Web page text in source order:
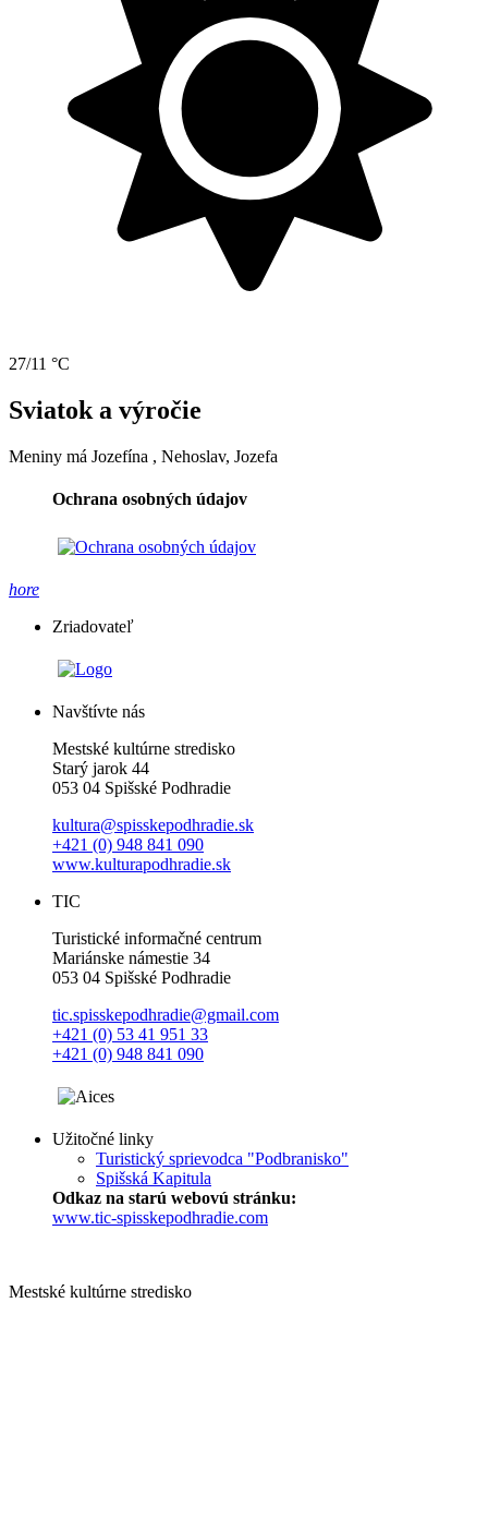
27/11 °C
Sviatok a výročie
Meniny má Jozefína , Nehoslav, Jozefa
Ochrana osobných údajov
hore
Zriadovateľ
Navštívte nás
Mestské kultúrne stredisko
Starý jarok 44
053 04 Spišské Podhradie
kultura@spisskepodhradie.sk
+421 (0) 948 841 090
www.kulturapodhradie.sk
TIC
Turistické informačné centrum
Mariánske námestie 34
053 04 Spišské Podhradie
tic.spisskepodhradie@gmail.com
+421 (0) 53 41 951 33
+421 (0) 948 841 090
Užitočné linky
Turistický sprievodca "Podbranisko"
Spišská Kapitula
Odkaz na starú webovú stránku:
www.tic-spisskepodhradie.com
Mestské kultúrne stredisko